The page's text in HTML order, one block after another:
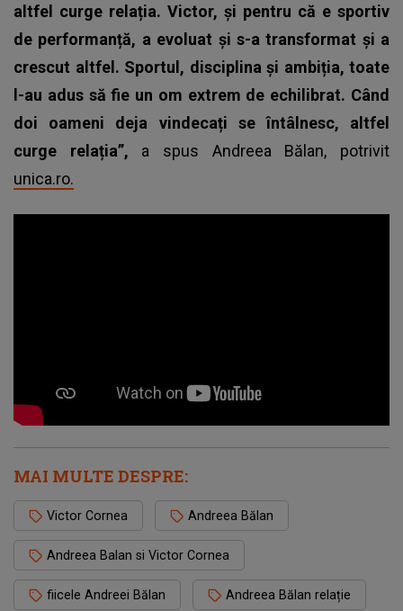
altfel curge relația. Victor, și pentru că e sportiv
de performanță, a evoluat și s-a transformat și a
crescut altfel. Sportul, disciplina și ambiția, toate
l-au adus să fie un om extrem de echilibrat. Când
doi oameni deja vindecați se întâlnesc, altfel
curge relația”, a spus Andreea Bălan, potrivit
unica.ro.
MAI MULTE DESPRE:
Victor Cornea Andreea Bălan
Andreea Balan si Victor Cornea
fiicele Andreei Bălan Andreea Bălan relație